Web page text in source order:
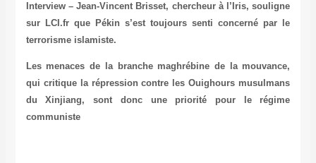
Interview – Jean-Vincent Brisset, chercheur à l’Iris, souligne
sur LCI.fr que Pékin s’est toujours senti concerné par le
terrorisme islamiste.
Les menaces de la branche maghrébine de la mouvance,
qui critique la répression contre les Ouighours musulmans
du Xinjiang, sont donc une priorité pour le régime
communiste